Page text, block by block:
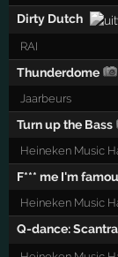
Dirty Dutch
RAI
Thunderdome
Jaarbeurs
Turn up the Bass
Heineken Music
F*** me I'm
Heineken Music
Q-dance: